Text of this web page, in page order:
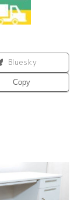
Bluesky
Copy